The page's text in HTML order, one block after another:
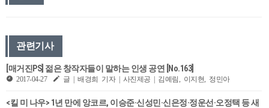
관련기사
[매거진PS] 젊은 창작자들이 말하는 인생 공연 [No.163]
2017-04-27 글 | 배경희 기자 | 사진제공 | 김예림, 이지현, 정민아
<킬 미 나우> 1년 만에 앙코르, 이승준·신성민·신은정·정운선·오정택 등 새